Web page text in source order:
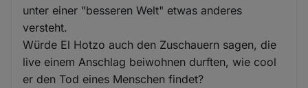
unter einer "besseren Welt" etwas anderes
versteht.
Würde El Hotzo auch den Zuschauern sagen, die
live einem Anschlag beiwohnen durften, wie cool
er den Tod eines Menschen findet?